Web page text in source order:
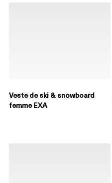
Veste de ski & snowboard
femme EXA